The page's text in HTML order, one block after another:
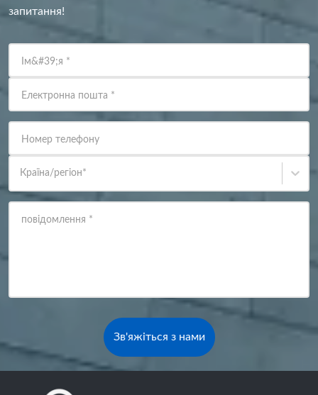
запитання!
Ім&#39;я *
Електронна пошта *
Номер телефону
Країна/регіон*
повідомлення *
Зв'яжіться з нами